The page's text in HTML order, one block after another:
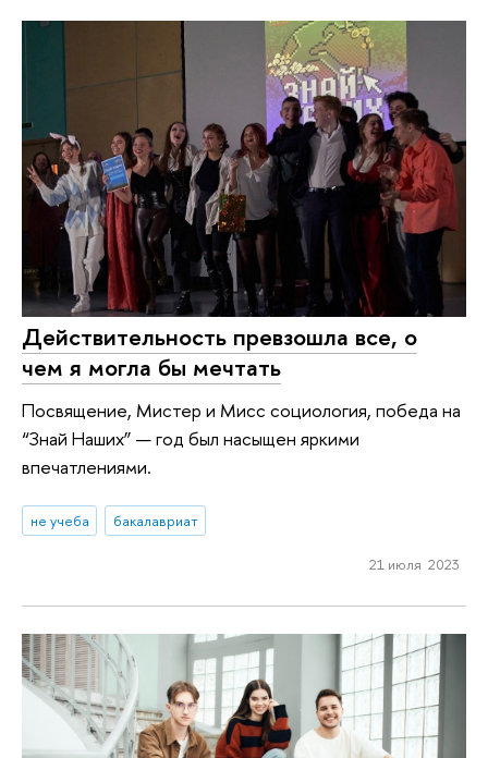
Действительность превзошла все, о
чем я могла бы мечтать
Посвящение, Мистер и Мисс социология, победа на
“Знай Наших” — год был насыщен яркими
впечатлениями.
не учеба бакалавриат
21 июля 2023